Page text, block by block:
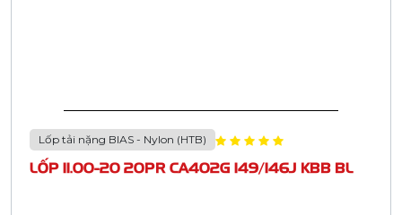
Lốp tải nặng BIAS - Nylon (HTB)
LỐP 11.00-20 20PR CA402G 149/146J KBB BL